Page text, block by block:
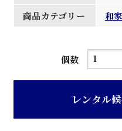
商品カテゴリー
和
個数
茶
木
レンタル